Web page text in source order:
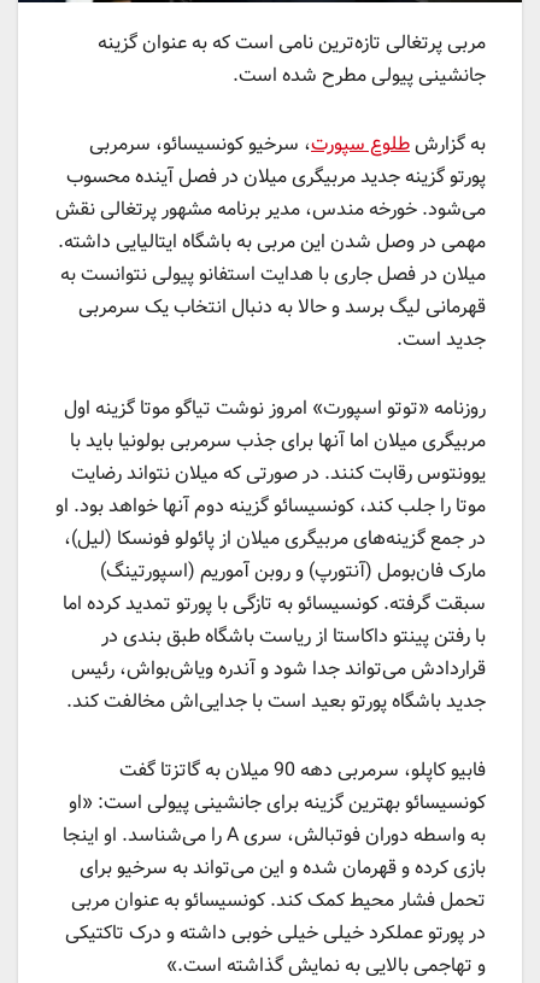
مربی پرتغالی تازه‌ترین نامی است که به عنوان گزینه
جانشینی پیولی مطرح شده است.
به گزارشطلوع سپورت، سرخیو کونسیسائو، سرمربی
پورتو گزینه جدید مربیگری میلان در فصل آینده محسوب
می‌شود. خورخه مندس، مدیر برنامه مشهور پرتغالی نقش
مهمی در وصل شدن این مربی به باشگاه ایتالیایی داشته.
میلان در فصل جاری با هدایت استفانو پیولی نتوانست به
قهرمانی لیگ برسد و حالا به دنبال انتخاب یک سرمربی
جدید است.
روزنامه «توتو اسپورت» امروز نوشت تیاگو موتا گزینه اول
مربیگری میلان اما آنها برای جذب سرمربی بولونیا باید با
یوونتوس رقابت کنند. در صورتی که میلان نتواند رضایت
موتا را جلب کند، کونسیسائو گزینه دوم آنها خواهد بود. او
در جمع گزینه‌های مربیگری میلان از پائولو فونسکا (لیل)،
مارک فان‌بومل (آنتورپ) و روبن آموریم (اسپورتینگ)
سبقت گرفته. کونسیسائو به تازگی با پورتو تمدید کرده اما
با رفتن پینتو داکاستا از ریاست باشگاه طبق بندی در
قراردادش می‌تواند جدا شود و آندره ویاش‌بواش، رئیس
جدید باشگاه پورتو بعید است با جدایی‌اش مخالفت کند.
فابیو کاپلو، سرمربی دهه 90 میلان به گاتزتا گفت
کونسیسائو بهترین گزینه برای جانشینی پیولی است: «او
به واسطه دوران فوتبالش، سری A را می‌شناسد. او اینجا
بازی کرده و قهرمان شده و این می‌تواند به سرخیو برای
تحمل فشار محیط کمک کند. کونسیسائو به عنوان مربی
در پورتو عملکرد خیلی خیلی خوبی داشته و درک تاکتیکی
و تهاجمی بالایی به نمایش گذاشته است.»